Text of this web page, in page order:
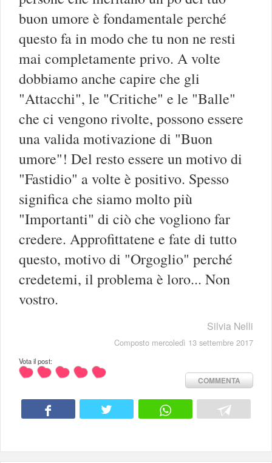
buon umore è fondamentale perché
questo fa in modo che tu non ne resti
mai completamente privo. A volte
dobbiamo anche capire che gli
"Attacchi", le "Critiche" e le "Balle"
che ci vengono rivolte, possono essere
una valida motivazione di "Buon
umore"! Del resto essere un motivo di
"Fastidio" a volte è positivo. Spesso
significa che siamo molto più
"Importanti" di ciò che vogliono far
credere. Approfittatene e fate di tutto
questo, motivo di "Orgoglio" perché
credetemi, il problema è loro... Non
vostro.
Silvia Nelli
Composto mercoledì 13 settembre 2017
Vota il post:
COMMENTA